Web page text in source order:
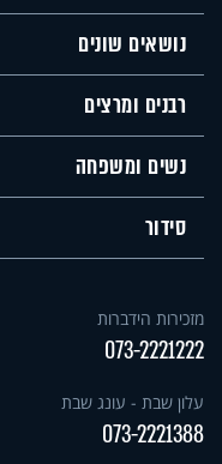
נושאים שונים
רבנים ומרצים
נשים ומשפחה
סידור
מזכירות הידברות
073-2221222
עלון שבת - עונג שבת
073-2221388